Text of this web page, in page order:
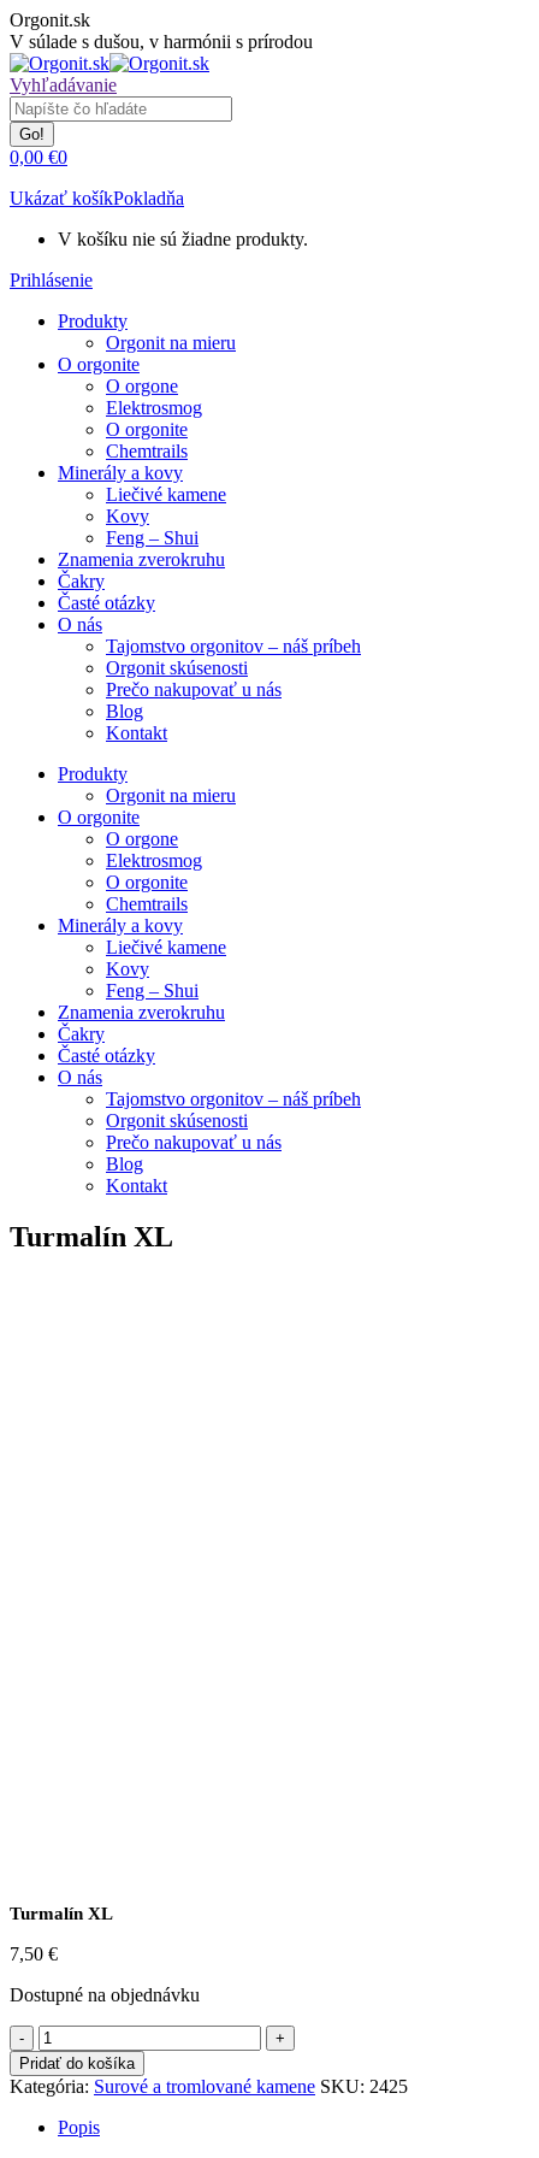
Skip
to
content
Orgonit.sk
V súlade s dušou, v harmónii s prírodou
Search:
Vyhľadávanie
0,00 €0
Ukázať košíkPokladňa
V košíku nie sú žiadne produkty.
Prihlásenie
Produkty
Orgonit na mieru
O orgonite
O orgone
Elektrosmog
O orgonite
Chemtrails
Minerály a kovy
Liečivé kamene
Kovy
Feng – Shui
Znamenia zverokruhu
Čakry
Časté otázky
O nás
Tajomstvo orgonitov – náš príbeh
Orgonit skúsenosti
Prečo nakupovať u nás
Blog
Kontakt
Produkty
Orgonit na mieru
O orgonite
O orgone
Elektrosmog
O orgonite
Chemtrails
Minerály a kovy
Liečivé kamene
Kovy
Feng – Shui
Znamenia zverokruhu
Čakry
Časté otázky
O nás
Tajomstvo orgonitov – náš príbeh
Orgonit skúsenosti
Prečo nakupovať u nás
Blog
Kontakt
Turmalín XL
Turmalín XL
7,50 €
Dostupné na objednávku
Turmalín
XL
quantity
Pridať do košíka
Kategória: Surové a tromlované kamene SKU: 2425
Popis